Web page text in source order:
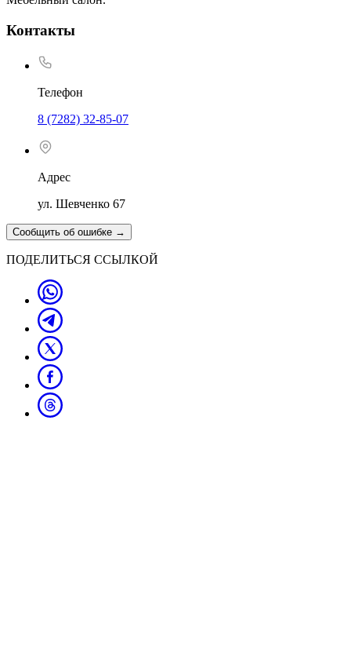
Контакты
Телефон
8 (7282) 32-85-07
Адрес
ул. Шевченко 67
Сообщить об ошибке →
ПОДЕЛИТЬСЯ ССЫЛКОЙ